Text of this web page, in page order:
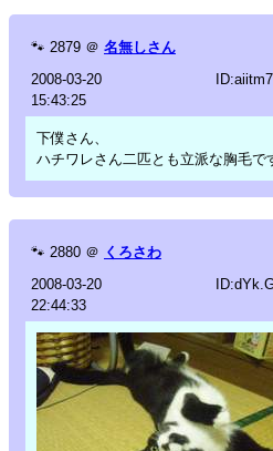
🐾 2879 ＠ 名無しさん
2008-03-20
15:43:25
下僕さん、
ハチワレさん二匹とも立派な胸毛で
🐾 2880 ＠ くろさわ
2008-03-20
22:44:33